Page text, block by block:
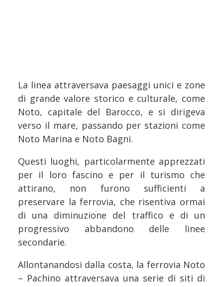
La linea attraversava paesaggi unici e zone
di grande valore storico e culturale, come
Noto, capitale del Barocco, e si dirigeva
verso il mare, passando per stazioni come
Noto Marina e Noto Bagni.
Questi luoghi, particolarmente apprezzati
per il loro fascino e per il turismo che
attirano, non furono sufficienti a
preservare la ferrovia, che risentiva ormai
di una diminuzione del traffico e di un
progressivo abbandono delle linee
secondarie.
Allontanandosi dalla costa, la ferrovia Noto
– Pachino attraversava una serie di siti di